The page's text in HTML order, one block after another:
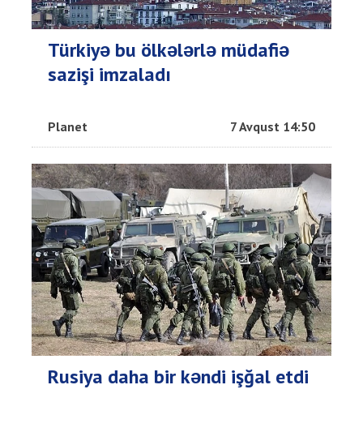
Türkiyə bu ölkələrlə müdafiə
sazişi imzaladı
Planet 7 Avqust 14:50
Rusiya daha bir kəndi işğal etdi